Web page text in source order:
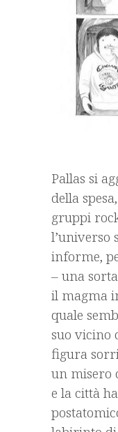
Pallas si
della
gruppi
l’universo
informe,
– una
il magma
quale
suo vicino
figura
un misero
e la città